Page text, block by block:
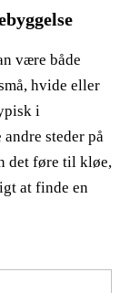
være både
hvide eller
i
steder på
det føre til kløe,
at finde en